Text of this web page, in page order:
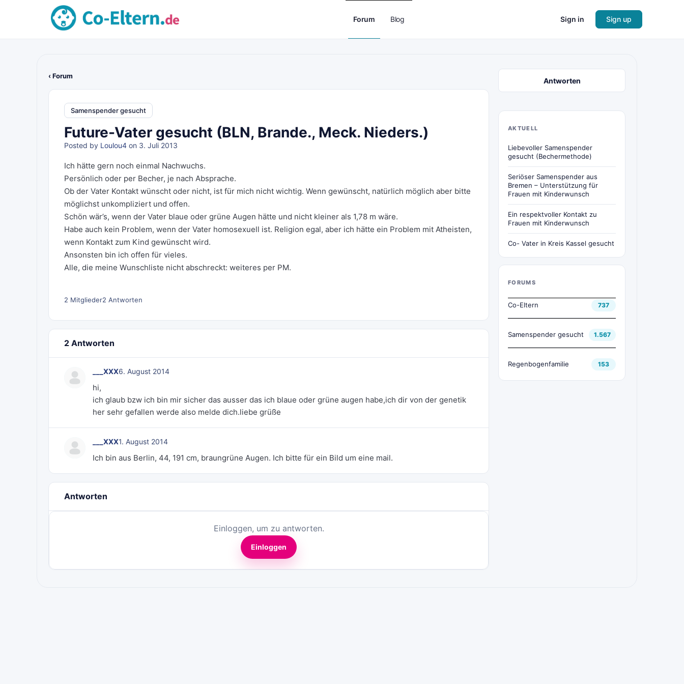
Forum Blog Sign in Sign up
‹ Forum
Samenspender gesucht
Future-Vater gesucht (BLN, Brande., Meck. Nieders.)
Posted by Loulou4 on 3. Juli 2013
Ich hätte gern noch einmal Nachwuchs.
Persönlich oder per Becher, je nach Absprache.
Ob der Vater Kontakt wünscht oder nicht, ist für mich nicht wichtig. Wenn gewünscht, natürlich möglich aber bitte
möglichst unkompliziert und offen.
Schön wär’s, wenn der Vater blaue oder grüne Augen hätte und nicht kleiner als 1,78 m wäre.
Habe auch kein Problem, wenn der Vater homosexuell ist. Religion egal, aber ich hätte ein Problem mit Atheisten,
wenn Kontakt zum Kind gewünscht wird.
Ansonsten bin ich offen für vieles.
Alle, die meine Wunschliste nicht abschreckt: weiteres per PM.
2 Mitglieder2 Antworten
2 Antworten
___XXX6. August 2014
hi,
ich glaub bzw ich bin mir sicher das ausser das ich blaue oder grüne augen habe,ich dir von der genetik
her sehr gefallen werde also melde dich.liebe grüße
___XXX1. August 2014
Ich bin aus Berlin, 44, 191 cm, braungrüne Augen. Ich bitte für ein Bild um eine mail.
Antworten
Einloggen, um zu antworten.
Einloggen
Antworten
AKTUELL
Liebevoller Samenspender
gesucht (Bechermethode)
Seriöser Samenspender aus
Bremen – Unterstützung für
Frauen mit Kinderwunsch
Ein respektvoller Kontakt zu
Frauen mit Kinderwunsch
Co- Vater in Kreis Kassel gesucht
FORUMS
Co-Eltern 737
Samenspender gesucht 1.567
Regenbogenfamilie 153